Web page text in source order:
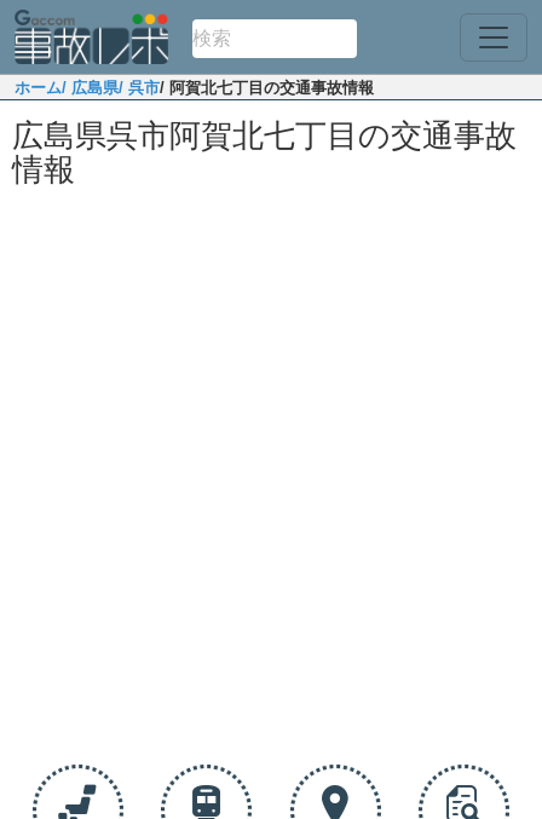
ホーム/ 広島県/ 呉市/ 阿賀北七丁目の交通事故情報
広島県呉市阿賀北七丁目の交通事故
情報